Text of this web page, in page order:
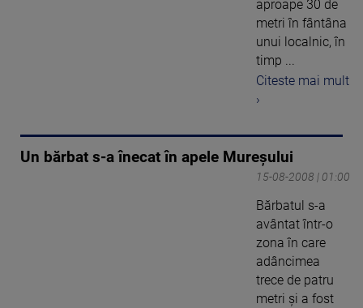
aproape 30 de
metri în fântâna
unui localnic, în
timp ...
Citeste mai mult
›
Un bărbat s-a înecat în apele Mureşului
15-08-2008 | 01:00
Bărbatul s-a
avântat într-o
zona în care
adâncimea
trece de patru
metri şi a fost